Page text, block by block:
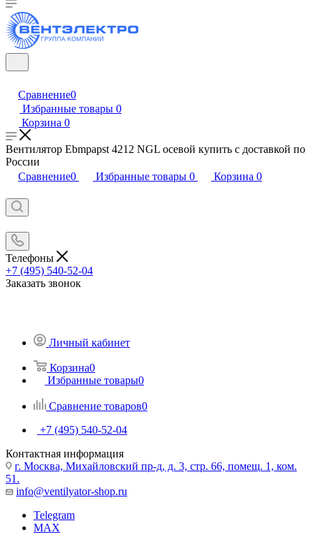
Сравнение0
Избранные товары 0
Корзина 0
Вентилятор Ebmpapst 4212 NGL осевой купить с доставкой по
России
Сравнение0 Избранные товары 0 Корзина 0
Телефоны
+7 (495) 540-52-04
Заказать звонок
Личный кабинет
Корзина0
Избранные товары0
Сравнение товаров0
+7 (495) 540-52-04
Контактная информация
г. Москва, Михайловский пр-д, д. 3, cтр. 66, помещ. 1, ком.
51.
info@ventilyator-shop.ru
Telegram
MAX